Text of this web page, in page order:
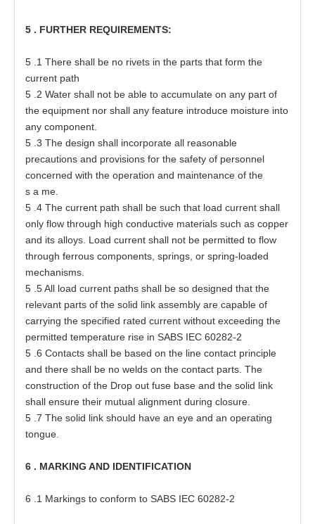
5 . FURTHER REQUIREMENTS:
5 .1 There shall be no rivets in the parts that form the
current path
5 .2 Water shall not be able to accumulate on any part of
the equipment nor shall any feature introduce moisture into
any component.
5 .3 The design shall incorporate all reasonable
precautions and provisions for the safety of personnel
concerned with the operation and maintenance of the
s a me
5 .4 The current path shall be such that load current shall
only flow through high conductive materials such as copper
and its alloys . Load current shall not be permitted to flow
through ferrous components springs , or spring-loaded
mechanisms
5 .5 All load current paths shall be so designed that the
relevant parts of the solid link assembly are capable of
carrying the specified rated current without exceeding the
permitted temperature rise in SABS IEC 60282-2
5 .6 Contacts shall be based on the line contact principle
and there shall be no welds on the contact parts The
construction of the Drop out fuse base and the solid link
shall ensure their mutual alignment during closure
5 .7 The solid link should have an eye and an operating
tongue
6 . MARKING AND IDENTIFICATION
6 .1 Markings to conform to SABS IEC 60282-2